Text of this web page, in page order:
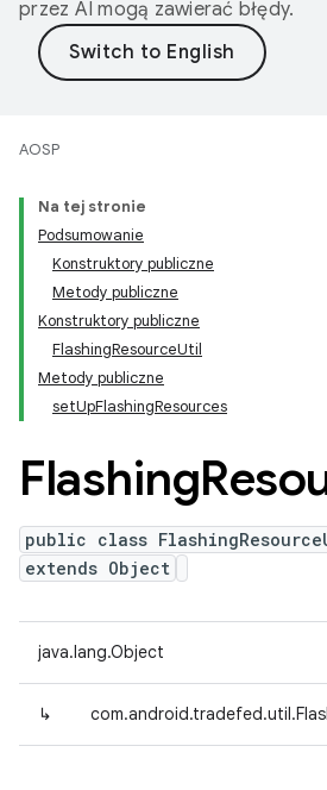
przez AI mogą zawierać błędy.
AOSP
Na tej stronie
Podsumowanie
Konstruktory publiczne
Metody publiczne
Konstruktory publiczne
FlashingResourceUtil
Metody publiczne
setUpFlashingResources
Flashing
public class
extends Object
java.lang.Object
↳